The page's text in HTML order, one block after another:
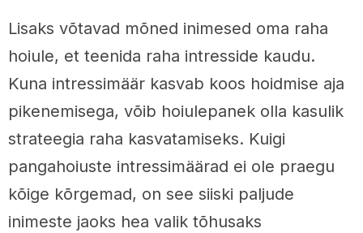
Lisaks võtavad mõned inimesed oma raha
hoiule, et teenida raha intresside kaudu.
Kuna intressimäär kasvab koos hoidmise aja
pikenemisega, võib hoiulepanek olla kasulik
strateegia raha kasvatamiseks. Kuigi
pangahoiuste intressimäärad ei ole praegu
kõige kõrgemad, on see siiski paljude
inimeste jaoks hea valik tõhusaks